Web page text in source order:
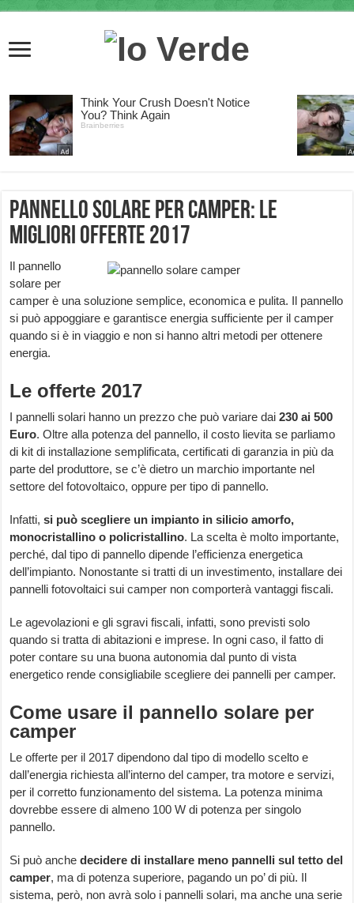
Pannello solare per camper: le
migliori offerte 2017
Il pannello
solare per
camper è una soluzione semplice, economica e pulita. Il pannello
si può appoggiare e garantisce energia sufficiente per il camper
quando si è in viaggio e non si hanno altri metodi per ottenere
energia.
Le offerte 2017
I pannelli solari hanno un prezzo che può variare dai 230 ai 500
Euro. Oltre alla potenza del pannello, il costo lievita se parliamo
di kit di installazione semplificata, certificati di garanzia in più da
parte del produttore, se c’è dietro un marchio importante nel
settore del fotovoltaico, oppure per tipo di pannello.
Infatti, si può scegliere un impianto in silicio amorfo,
monocristallino o policristallino. La scelta è molto importante,
perché, dal tipo di pannello dipende l’efficienza energetica
dell’impianto. Nonostante si tratti di un investimento, installare dei
pannelli fotovoltaici sui camper non comporterà vantaggi fiscali.
Le agevolazioni e gli sgravi fiscali, infatti, sono previsti solo
quando si tratta di abitazioni e imprese. In ogni caso, il fatto di
poter contare su una buona autonomia dal punto di vista
energetico rende consigliabile scegliere dei pannelli per camper.
Come usare il pannello solare per
camper
Le offerte per il 2017 dipendono dal tipo di modello scelto e
dall’energia richiesta all’interno del camper, tra motore e servizi,
per il corretto funzionamento del sistema. La potenza minima
dovrebbe essere di almeno 100 W di potenza per singolo
pannello.
Si può anche decidere di installare meno pannelli sul tetto del
camper, ma di potenza superiore, pagando un po’ di più. Il
sistema, però, non avrà solo i pannelli solari, ma anche una serie